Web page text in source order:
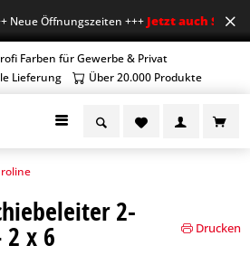
Öffnungszeiten +++Jetzt auch Sa
Farben für Gewerbe & Privat
Lieferung
Über 20.000 Produkte
2-
x 6 Drucken